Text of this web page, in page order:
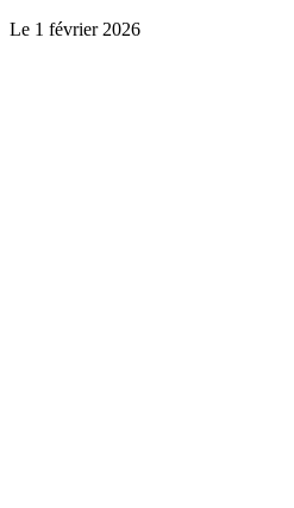
Le 1 février 2026